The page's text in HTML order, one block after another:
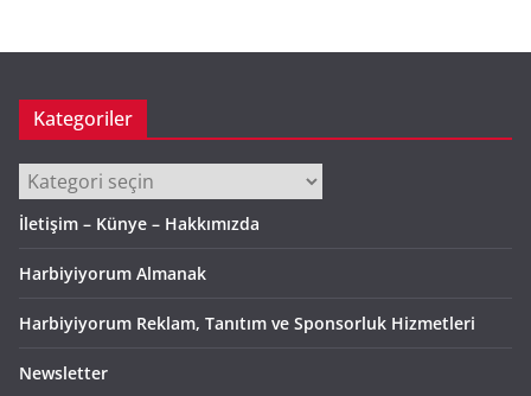
Kategoriler
Kategoriler
İletişim – Künye – Hakkımızda
Harbiyiyorum Almanak
Harbiyiyorum Reklam, Tanıtım ve Sponsorluk Hizmetleri
Newsletter